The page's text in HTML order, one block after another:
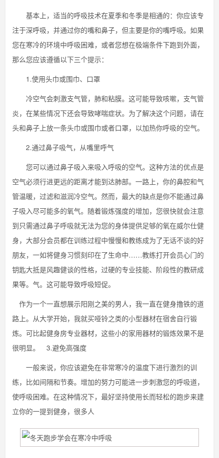
基本上，适当的呼吸技术在夏季和冬季是相通的：你应该专
注于深呼吸，并通过你的嘴和鼻子，但主要是你的嘴呼吸。如果
您在寒冷的环境中呼吸困难，或者您想在极端条件下跑到外面，
那么您应该遵循以下三个提示：
1.使用头巾或围巾、口罩
冷空气会刺激支气管，肺和粘膜。这可能导致咳嗽，支气管
炎，在某些情况下还会导致哮喘症状。为了解决这个问题，请在
头和鼻子上放一条头巾或围巾或者口罩，以加热你呼吸的空气。
2.通过鼻子吸气，从嘴里呼气
您可以通过鼻子吸入来吸入呼吸的空气。这种方法的优点是
空气必须行进更远的距离才能到达肺部。一路上，你的鼻腔和气
管温暖，过滤和滋润冷空气。然而，最大的缺点是你不能通过鼻
子吸入尽可能多的氧气。随着锻炼强度的增加，您很快就会注意
到只需通过鼻子呼吸就无法为您的身体提供足够的氧在威尔仕健
身，大部分会员都在训练过程中慢慢和教练成为了无话不谈的好
朋友，一如将健身习惯刻印在了生命中……教练打开会员心门的
钥匙大抵是风趣健谈的性格，过硬的专业技能、阶段性的教研成
果等。气。这可能导致呼吸短促。
作为一个一直想展示阳刚之美的男人，我一直在健身撸铁的道
路上。从大学开始，我就买哑铃之类的小型器材在宿舍自行锻
炼。可比起健身房专业器材，这些小的家用器材的锻炼效果不是
很明显。 3.避免高强度
一般来说，你应该避免在非常寒冷的温度下进行激烈的训
练，比如间隔和节奏。增加的努力可能进一步刺激您的呼吸道，
使呼吸困难。在这种情况下，最好坚持使用长而轻松的跑步来建
立你的一提到健身，很多人